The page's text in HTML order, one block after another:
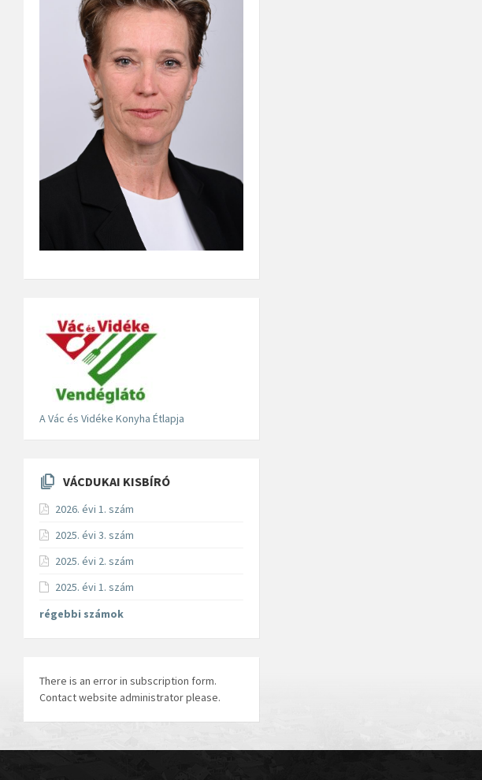
A Vác és Vidéke Konyha Étlapja
VÁCDUKAI KISBÍRÓ
2026. évi 1. szám
2025. évi 3. szám
2025. évi 2. szám
2025. évi 1. szám
régebbi számok
There is an error in subscription form.
Contact website administrator please.